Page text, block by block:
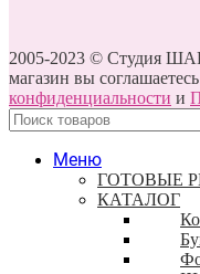
2005-2023 © Студия
магазин вы
конфиденциальности и
Меню
ГОТОВЫЕ
КАТАЛОГ